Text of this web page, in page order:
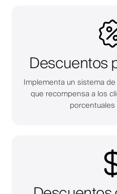
Descuentos
Implementa un sistema
que recompensa a los